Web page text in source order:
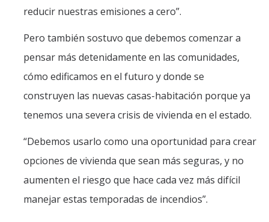
reducir nuestras emisiones a cero”.
Pero también sostuvo que debemos comenzar a
pensar más detenidamente en las comunidades,
cómo edificamos en el futuro y donde se
construyen las nuevas casas-habitación porque ya
tenemos una severa crisis de vivienda en el estado.
“Debemos usarlo como una oportunidad para crear
opciones de vivienda que sean más seguras, y no
aumenten el riesgo que hace cada vez más difícil
manejar estas temporadas de incendios”.